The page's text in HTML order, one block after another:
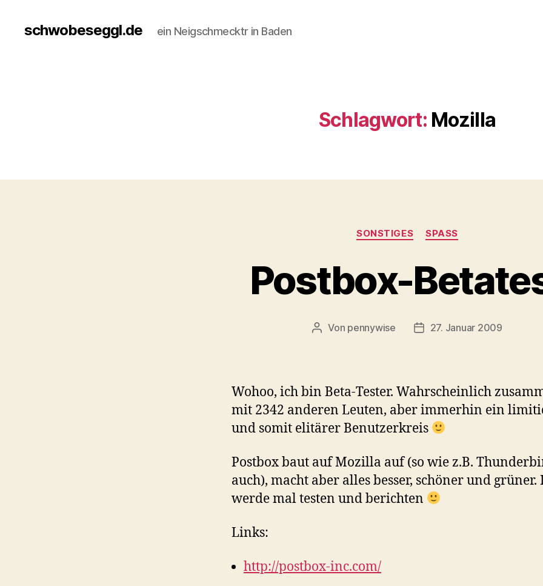
schwobeseggl.de ein Neigschmecktr in Baden
Schlagwort: Mozilla
Kategorien
SONSTIGES SPASS
Postbox-
Beitragsautor
Von pennywise Veröffentlichungsdatum
27. Januar 2009
Wohoo, ich bin Beta-Tester. Wahrscheinlich
mit 2342 anderen Leuten, aber immerhin ein
und somit elitärer Benutzerkreis
Postbox baut auf Mozilla auf (so wie z.B.
auch), macht aber alles besser, schöner und grüner.
werde mal testen und berichten
Links:
http://postbox-inc.com/